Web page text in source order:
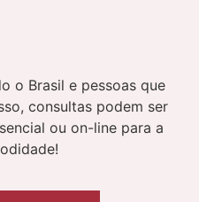
o Brasil e pessoas que
consultas podem ser
ou on-line para a